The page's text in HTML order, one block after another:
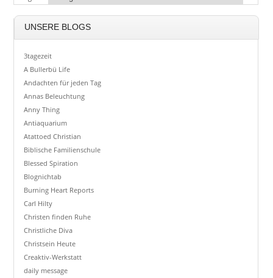
UNSERE BLOGS
3tagezeit
A Bullerbü Life
Andachten für jeden Tag
Annas Beleuchtung
Anny Thing
Antiaquarium
Atattoed Christian
Biblische Familienschule
Blessed Spiration
Blognichtab
Burning Heart Reports
Carl Hilty
Christen finden Ruhe
Christliche Diva
Christsein Heute
Creaktiv-Werkstatt
daily message